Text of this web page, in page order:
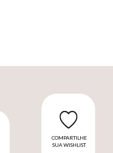
COMPARTILHE
SUA WISHLIST